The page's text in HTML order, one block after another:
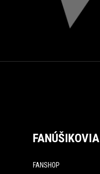
FANÚŠIKOVIA
FANSHOP